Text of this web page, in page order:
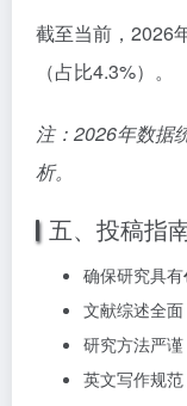
截至当前，2026
（占比4.3%）。
注：2026年数据
析。
五、投稿指
确保研究具有
文献综述全
研究方法严
英文写作规